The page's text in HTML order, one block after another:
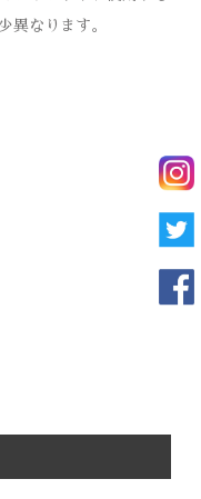
異なります。